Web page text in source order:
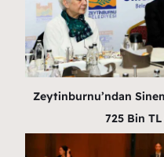
Zeytinburnu’ndan
725 Bin